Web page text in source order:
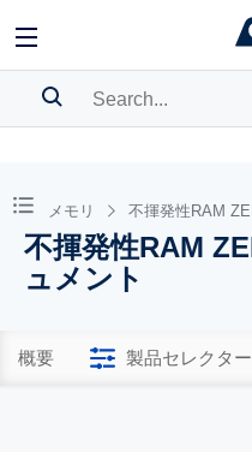
BOOKMARK
Pleaselog into show your
メモリ 不揮発性RAM
不揮発性RAM
ュメント
概要 製品セレクター